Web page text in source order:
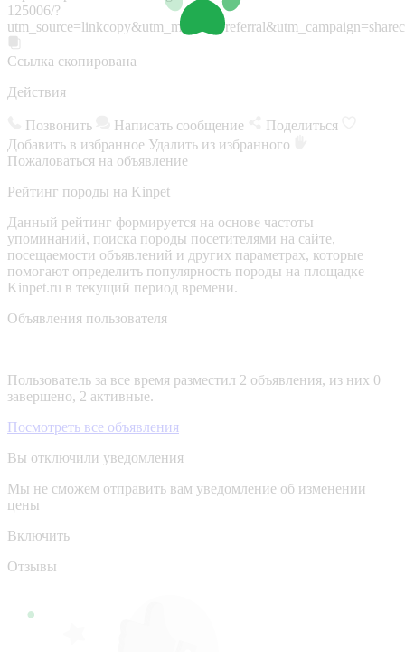
125006/?
Ссылка скопирована
Действия
Позвонить Написать сообщение
Поделиться
Добавить в избранное Удалить из избранного
Пожаловаться на объявление
Рейтинг породы на Kinpet
Данный рейтинг формируется на основе частоты
упоминаний, поиска породы посетителями на сайте,
посещаемости объявлений и других параметрах, которые
помогают определить популярность породы на площадке
Kinpet.ru в текущий период времени.
Объявления пользователя
Пользователь за все время разместил 2 объявления, из них 0
завершено, 2 активные.
Посмотреть все объявления
Вы отключили уведомления
Мы не сможем отправить вам уведомление об изменении
цены
Включить
Отзывы